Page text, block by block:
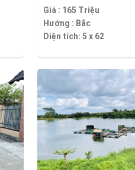
Giá : 165 Triệu
Hướng : Bắc
Diện tích:5 x 62